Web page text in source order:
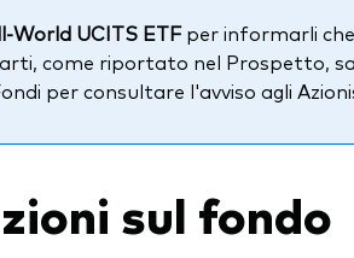
World UCITS ETFper informarli
come riportato nel Prospetto,
per consultare l'avviso agli
sul fondo